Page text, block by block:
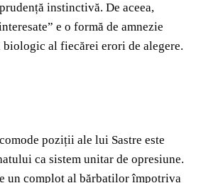
instinctivă. De aceea,
e o formă de amnezie
al fiecărei erori de alegere.
poziții ale lui Sastre este
ca sistem unitar de opresiune.
un complot al bărbaților împotriva